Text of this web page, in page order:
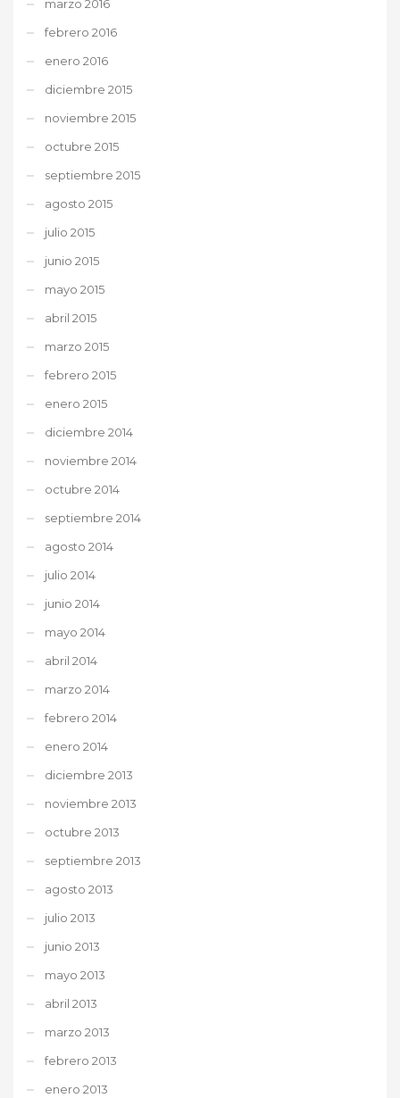
marzo 2016
febrero 2016
enero 2016
diciembre 2015
noviembre 2015
octubre 2015
septiembre 2015
agosto 2015
julio 2015
junio 2015
mayo 2015
abril 2015
marzo 2015
febrero 2015
enero 2015
diciembre 2014
noviembre 2014
octubre 2014
septiembre 2014
agosto 2014
julio 2014
junio 2014
mayo 2014
abril 2014
marzo 2014
febrero 2014
enero 2014
diciembre 2013
noviembre 2013
octubre 2013
septiembre 2013
agosto 2013
julio 2013
junio 2013
mayo 2013
abril 2013
marzo 2013
febrero 2013
enero 2013